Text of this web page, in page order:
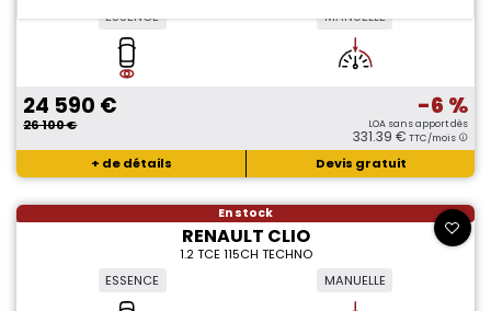
ESSENCE
MANUELLE
24 590 €
26 100 €
-6 %
LOA sans apport dès
331.39 € TTC/mois
+ de détails Devis gratuit
En stock
RENAULT CLIO
1.2 TCE 115CH TECHNO
ESSENCE
MANUELLE